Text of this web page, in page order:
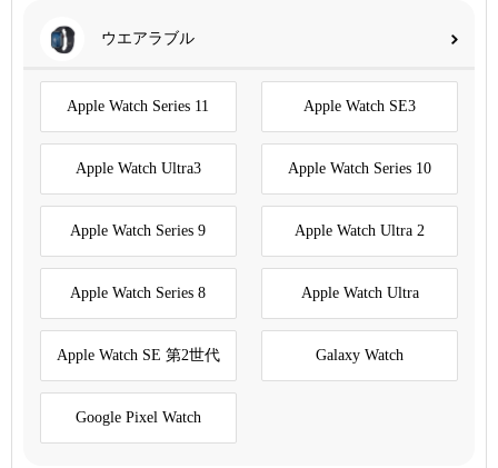
ウエアラブル
Apple Watch Series 11 Apple Watch SE3
Apple Watch Ultra3 Apple Watch Series 10
Apple Watch Series 9 Apple Watch Ultra 2
Apple Watch Series 8 Apple Watch Ultra
Apple Watch SE 第2世代 Galaxy Watch
Google Pixel Watch